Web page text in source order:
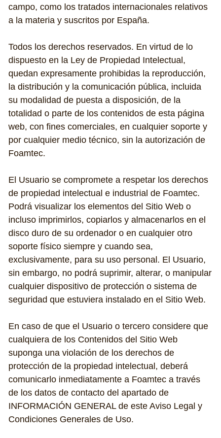
campo, como los tratados internacionales relativos
a la materia y suscritos por España.
Todos los derechos reservados. En virtud de lo
dispuesto en la Ley de Propiedad Intelectual,
quedan expresamente prohibidas la reproducción,
la distribución y la comunicación pública, incluida
su modalidad de puesta a disposición, de la
totalidad o parte de los contenidos de esta página
web, con fines comerciales, en cualquier soporte y
por cualquier medio técnico, sin la autorización de
Foamtec.
El Usuario se compromete a respetar los derechos
de propiedad intelectual e industrial de Foamtec.
Podrá visualizar los elementos del Sitio Web o
incluso imprimirlos, copiarlos y almacenarlos en el
disco duro de su ordenador o en cualquier otro
soporte físico siempre y cuando sea,
exclusivamente, para su uso personal. El Usuario,
sin embargo, no podrá suprimir, alterar, o manipular
cualquier dispositivo de protección o sistema de
seguridad que estuviera instalado en el Sitio Web.
En caso de que el Usuario o tercero considere que
cualquiera de los Contenidos del Sitio Web
suponga una violación de los derechos de
protección de la propiedad intelectual, deberá
comunicarlo inmediatamente a Foamtec a través
de los datos de contacto del apartado de
INFORMACIÓN GENERAL de este Aviso Legal y
Condiciones Generales de Uso.